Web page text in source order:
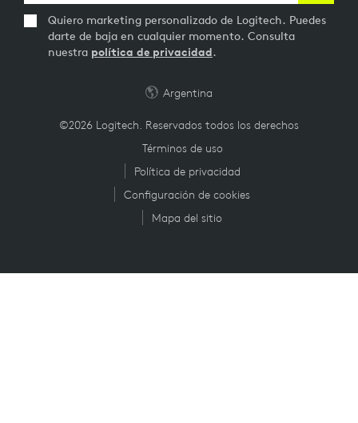
Quiero marketing personalizado de Logitech. Puedes
darte de baja en cualquier momento. Consulta
nuestra política de privacidad.
©2026 Logitech. Reservados todos los derechos
Términos de uso
Política de privacidad
Configuración de cookies
Mapa del sitio
Argentina